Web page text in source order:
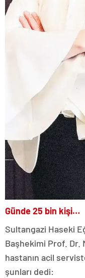
Günde 25 bin kişi…
Sultangazi Haseki
Başhekimi Prof. Dr.
hastanın acil
şunları dedi: